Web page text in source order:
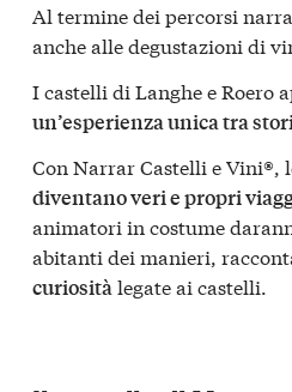
Al termine dei percorsi
anche alle degustazioni di
I castelli di Langhe e Roero
un’esperienza unica tra
Con Narrar Castelli e Vini®,
diventano veri e propri
animatori in costume
abitanti dei manieri,
curiositàlegate ai castelli.